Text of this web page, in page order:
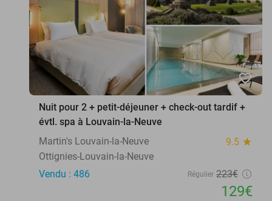
favorite_border
Nuit pour 2 + petit-déjeuner + check-out tardif +
évtl. spa à Louvain-la-Neuve
Martin's Louvain-la-Neuve
9.5 star
Ottignies-Louvain-la-Neuve
Vendu : 486
Régulier 223€
129€